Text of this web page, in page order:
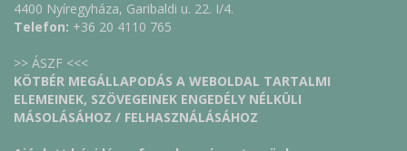
4400 Nyíregyháza, Garibaldi u. 22. I/4.
Telefon: +36 20 4110 765
>> ÁSZF <<<
KÖTBÉR MEGÁLLAPODÁS A WEBOLDAL TARTALMI
ELEMEINEK, SZÖVEGEINEK ENGEDÉLY NÉLKÜLI
MÁSOLÁSÁHOZ / FELHASZNÁLÁSÁHOZ